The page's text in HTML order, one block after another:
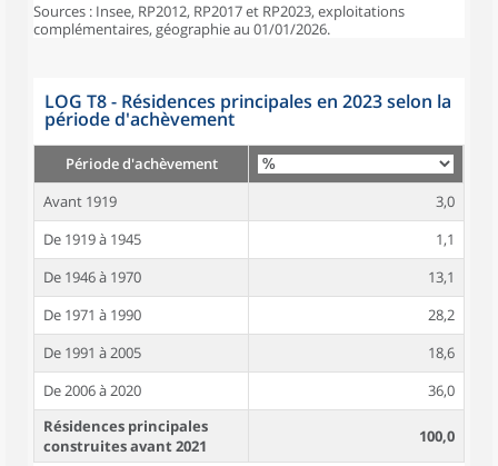
Sources : Insee, RP2012, RP2017 et RP2023, exploitations
complémentaires, géographie au 01/01/2026.
LOG T8 - Résidences principales en 2023 selon la
période d'achèvement
Période d'achèvement
Avant 1919
3,0
De 1919 à 1945
1,1
De 1946 à 1970
13,1
De 1971 à 1990
28,2
De 1991 à 2005
18,6
De 2006 à 2020
36,0
Résidences principales
construites avant 2021
100,0